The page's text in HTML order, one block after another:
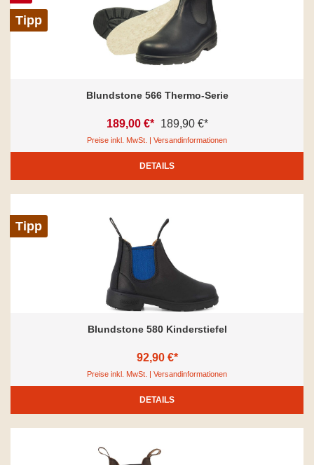
Tipp
Blundstone 566 Thermo-Serie
189,00 €* 189,90 €*
Preise inkl. MwSt. | Versandinformationen
DETAILS
Tipp
Blundstone 580 Kinderstiefel
92,90 €*
Preise inkl. MwSt. | Versandinformationen
DETAILS